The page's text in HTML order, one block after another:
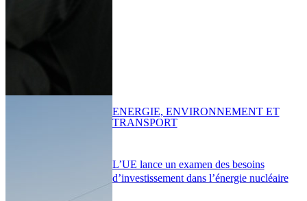
L’UE lance un examen des besoins
d’investissement dans l’énergie nucléaire
ENERGIE, ENVIRONNEMENT ET
TRANSPORT